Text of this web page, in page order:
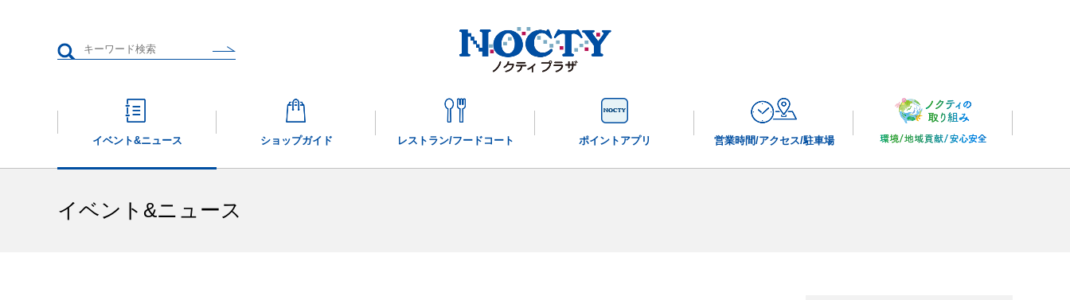
イベント&ニュース ショップガイド レストラン/フードコート ポイントアプリ 営業時間/アクセス/駐車場
イベント&ニュース